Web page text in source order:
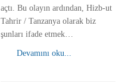
açtı. Bu olayın ardından, Hizb-ut
Tahrir / Tanzanya olarak biz
şunları ifade etmek…
Devamını oku...